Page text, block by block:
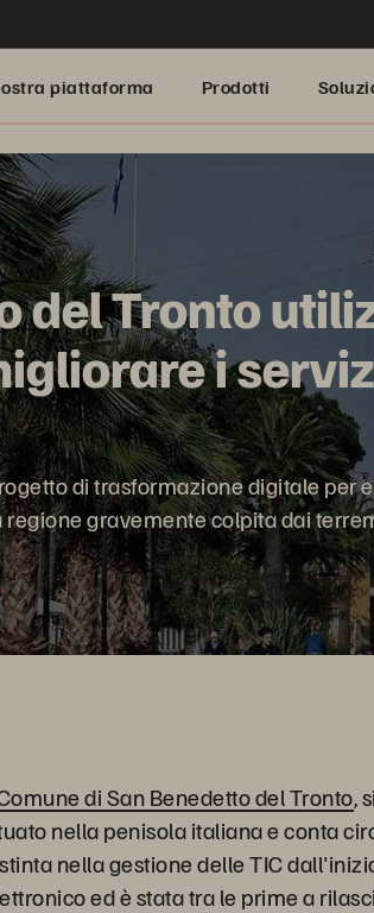
piattaforma Prodotti
del Tronto
i
di trasformazione digitale per
gravemente colpita dai
di San Benedetto del Tronto,
nella penisola italiana e conta
nella gestione delle TIC
ed è stata tra le prime a